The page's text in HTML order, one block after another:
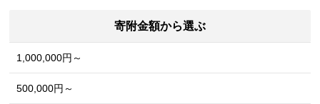
寄附金額から選ぶ
1,000,000円～
500,000円～